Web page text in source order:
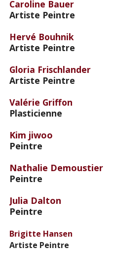
Caroline Bauer
Artiste Peintre
Hervé Bouhnik
Artiste Peintre
Gloria Frischlander
Artiste Peintre
Valérie Griffon
Plasticienne
Kim jiwoo
Peintre
Nathalie Demoustier
Peintre
Julia Dalton
Peintre
Brigitte Hansen
Artiste Peintre